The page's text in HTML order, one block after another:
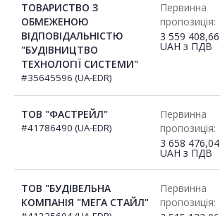
ТОВАРИСТВО З
ОБМЕЖЕНОЮ
ВІДПОВІДАЛЬНІСТЮ
"БУДІВНИЦТВО
ТЕХНОЛОГІЇ СИСТЕМИ"
#35645596 (UA-EDR)
Первинна
пропозиція:
3 559 408,66
UAH з ПДВ
ТОВ "ФАСТРЕЙЛ"
#41786490 (UA-EDR)
Первинна
пропозиція:
3 658 476,04
UAH з ПДВ
ТОВ "БУДІВЕЛЬНА
КОМПАНІЯ "МЕГА СТАЙЛ"
Первинна
пропозиція: